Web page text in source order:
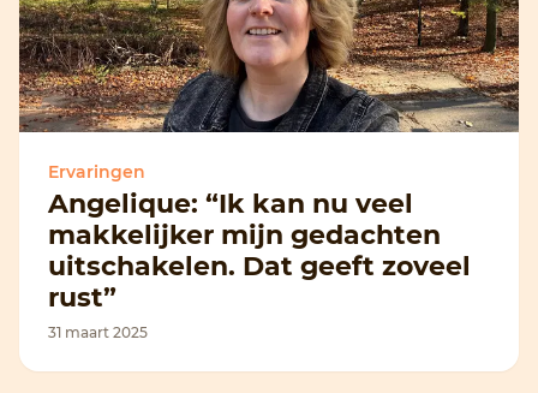
Ervaringen
Angelique: “Ik kan nu veel
makkelijker mijn gedachten
uitschakelen. Dat geeft zoveel
rust”
31 maart 2025